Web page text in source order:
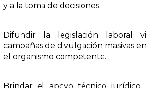
y a la toma de decisiones.
Difundir la legislación laboral
campañas de divulgación masivas
el organismo competente.
Brindar el apoyo técnico jurídico